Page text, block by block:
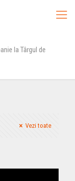
la Târgul de
Vezi toate